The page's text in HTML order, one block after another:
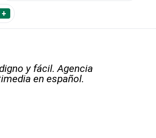
+
y fácil. Agencia
en español.